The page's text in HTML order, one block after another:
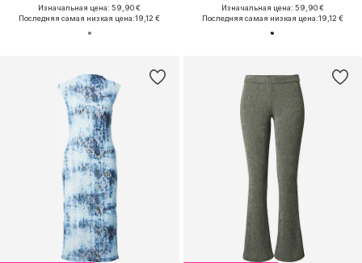
Изначальная цена: 59,90 €
Последняя самая низкая цена:19,12 €
Изначальная цена: 59,90 €
Последняя самая низкая цена:19,12 €